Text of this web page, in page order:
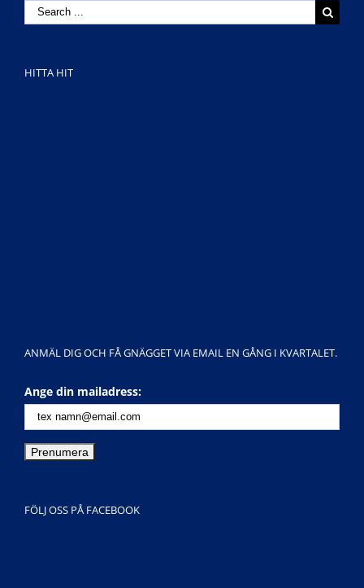
Search
for:
HITTA HIT
ANMÄL DIG OCH FÅ GNÄGGET VIA EMAIL EN GÅNG I KVARTALET.
Ange din mailadress:
FÖLJ OSS PÅ FACEBOOK